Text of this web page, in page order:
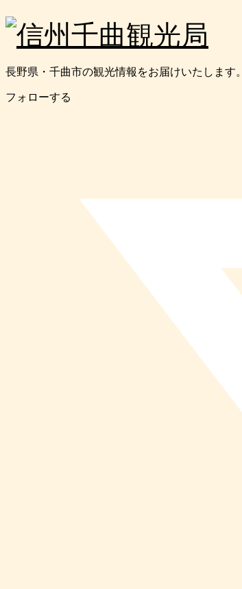
長野県・千曲市の観光情報をお届けいたします。
フォローする